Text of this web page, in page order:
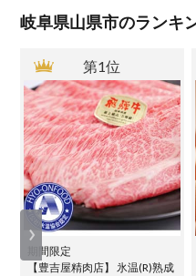
岐阜県山県市のランキ
第1位
期間限定
【豊吉屋精肉店】 氷温(R)熟成